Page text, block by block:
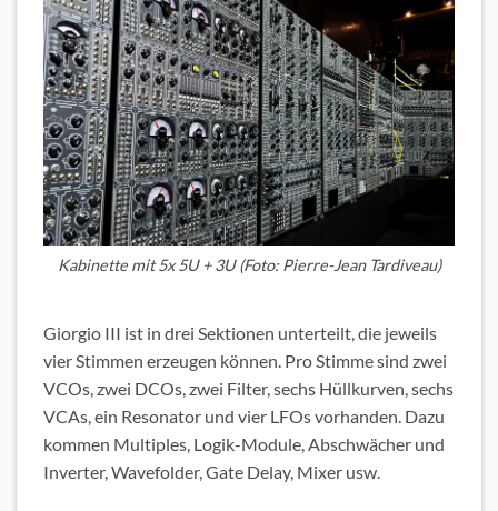
Kabinette mit 5x 5U + 3U (Foto: Pierre-Jean Tardiveau)
Giorgio III ist in drei Sektionen unterteilt, die jeweils
vier Stimmen erzeugen können. Pro Stimme sind zwei
VCOs, zwei DCOs, zwei Filter, sechs Hüllkurven, sechs
VCAs, ein Resonator und vier LFOs vorhanden. Dazu
kommen Multiples, Logik-Module, Abschwächer und
Inverter, Wavefolder, Gate Delay, Mixer usw.